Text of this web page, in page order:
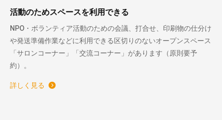
活動のためスペースを利用できる
NPO・ボランティア活動のための会議、打合せ、印刷物の仕分け
や発送準備作業などに利用できる区切りのないオープンスペース
「サロンコーナー」「交流コーナー」があります（原則要予
約）。
詳しく見る